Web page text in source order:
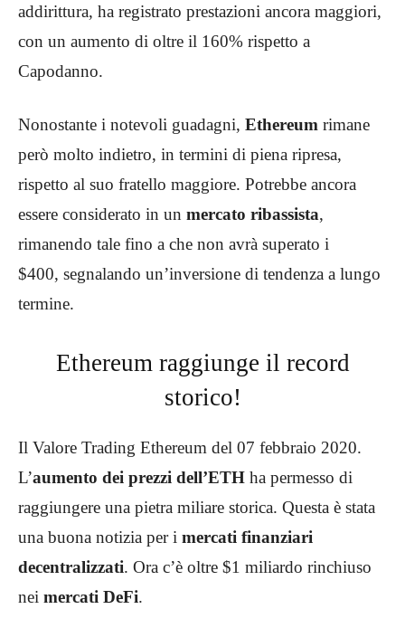
addirittura, ha registrato prestazioni ancora maggiori,
con un aumento di oltre il 160% rispetto a
Capodanno.
Nonostante i notevoli guadagni, Ethereum rimane
però molto indietro, in termini di piena ripresa,
rispetto al suo fratello maggiore. Potrebbe ancora
essere considerato in un mercato ribassista,
rimanendo tale fino a che non avrà superato i
$400, segnalando un’inversione di tendenza a lungo
termine.
Ethereum raggiunge il record
storico!
Il Valore Trading Ethereum del 07 febbraio 2020.
L’aumento dei prezzi dell’ETH ha permesso di
raggiungere una pietra miliare storica. Questa è stata
una buona notizia per i mercati finanziari
decentralizzati. Ora c’è oltre $1 miliardo rinchiuso
nei mercati DeFi.